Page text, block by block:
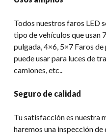
Todos nuestros faros LED
tipo de vehículos que usan
pulgada, 4×6, 5×7 Faros
puede usar para luces de
camiones, etc..
Seguro de calidad
Tu satisfacción es nuestra
haremos una inspección